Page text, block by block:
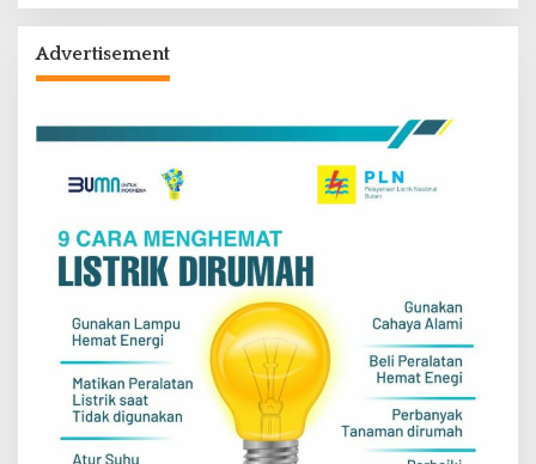
Advertisement